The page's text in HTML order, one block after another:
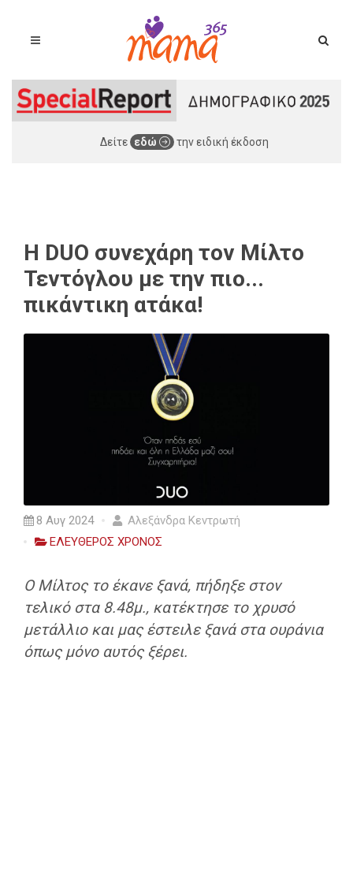
Δείτε εδώ την ειδική έκδοση
Η DUO συνεχάρη τον Μίλτο
Τεντόγλου με την πιο...
πικάντικη ατάκα!
8 Αυγ 2024
Αλεξάνδρα Κεντρωτή
ΕΛΕΥΘΕΡΟΣ ΧΡΟΝΟΣ
Ο Μίλτος το έκανε ξανά, πήδηξε στον
τελικό στα 8.48μ., κατέκτησε το χρυσό
μετάλλιο και μας έστειλε ξανά στα ουράνια
όπως μόνο αυτός ξέρει.